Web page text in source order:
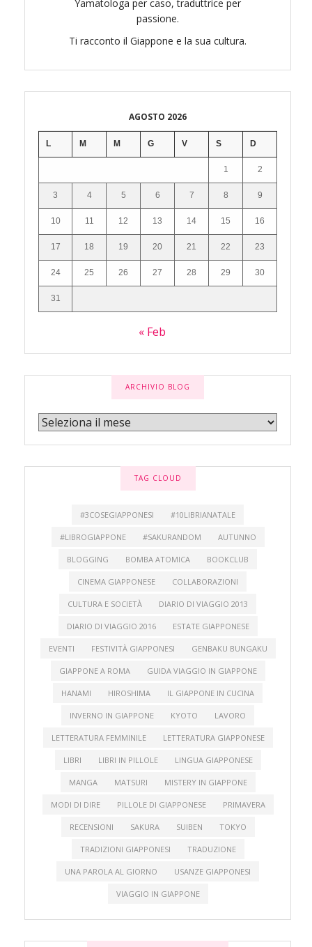
Yamatologa per caso, traduttrice per
passione.
Ti racconto il Giappone e la sua cultura.
AGOSTO 2026
L M M G V S D
1 2
3 4 5 6 7 8 9
10 11 12 13 14 15 16
17 18 19 20 21 22 23
24 25 26 27 28 29 30
31
« Feb
ARCHIVIO BLOG
TAG CLOUD
#3COSEGIAPPONESI #10LIBRIANATALE
#LIBROGIAPPONE #SAKURANDOM AUTUNNO
BLOGGING BOMBA ATOMICA BOOKCLUB
CINEMA GIAPPONESE COLLABORAZIONI
CULTURA E SOCIETÀ DIARIO DI VIAGGIO 2013
DIARIO DI VIAGGIO 2016 ESTATE GIAPPONESE
EVENTI FESTIVITÀ GIAPPONESI GENBAKU BUNGAKU
GIAPPONE A ROMA GUIDA VIAGGIO IN GIAPPONE
HANAMI HIROSHIMA IL GIAPPONE IN CUCINA
INVERNO IN GIAPPONE KYOTO LAVORO
LETTERATURA FEMMINILE LETTERATURA GIAPPONESE
LIBRI LIBRI IN PILLOLE LINGUA GIAPPONESE
MANGA MATSURI MISTERY IN GIAPPONE
MODI DI DIRE PILLOLE DI GIAPPONESE PRIMAVERA
RECENSIONI SAKURA SUIBEN TOKYO
TRADIZIONI GIAPPONESI TRADUZIONE
UNA PAROLA AL GIORNO USANZE GIAPPONESI
VIAGGIO IN GIAPPONE